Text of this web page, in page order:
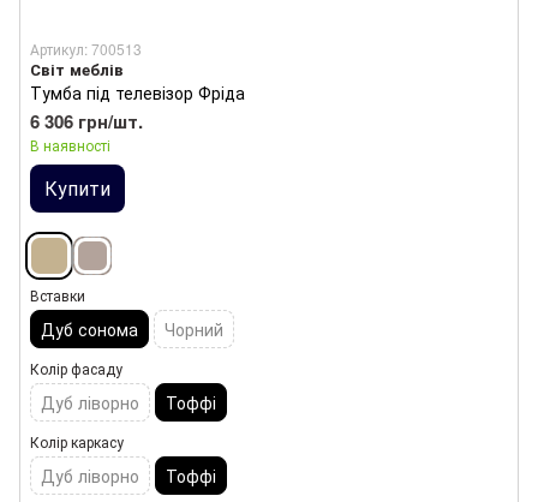
Артикул: 700513
Світ меблів
Тумба під телевізор Фріда
6 306 грн/шт.
В наявності
Купити
Вставки
Дуб сонома Чорний
Колір фасаду
Дуб ліворно Тоффі
Колір каркасу
Дуб ліворно Тоффі